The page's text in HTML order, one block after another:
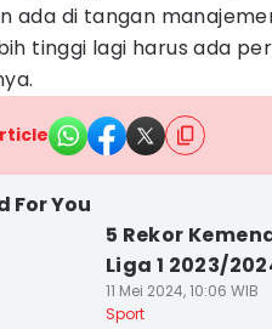
ada di tangan
tinggi lagi harus ada
For You
5 Rekor
Liga 1 2023/
11 Mei 2024, 10:06 WIB
Sport